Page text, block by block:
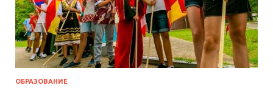
ОБРАЗОВАНИЕ